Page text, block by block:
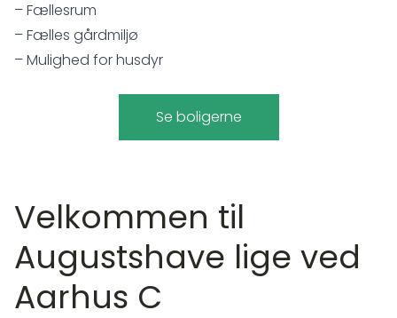
– Fællesrum
– Fælles gårdmiljø
– Mulighed for husdyr
Se boligerne
Velkommen til
Augustshave lige ved
Aarhus C